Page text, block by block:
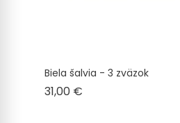
Biela šalvia - 3 zväzok
31,00 €